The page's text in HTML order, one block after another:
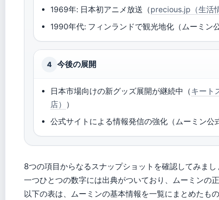
1969年: 日本初アニメ放送（precious.jp（生活
1990年代: フィンランドで観光地化（ムーミン
4 今後の展開
日本市場向けの新グッズ展開が継続中（キート
店） ）
公式サイトによる情報発信の強化（ムーミン公
8つの項目からなるスナップショットを確認してみまし
一つひとつの数字には出典がついており、ムーミンの
以下の表は、ムーミンの基本情報を一覧にまとめたも